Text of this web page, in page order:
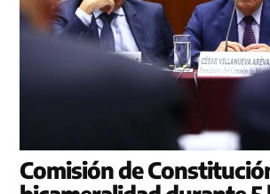
Comisión de